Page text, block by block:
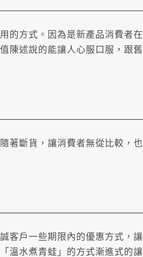
的方式。因為是新產品消費者在
陳述說的能讓人心服口服，跟舊
著斷貨，讓消費者無從比較，也
客戶一些期限內的優惠方式，讓
溫水煮青蛙」的方式漸進式的讓